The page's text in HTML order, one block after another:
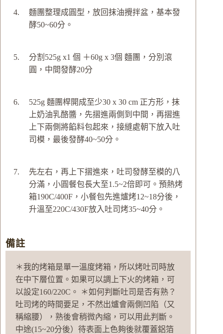
麵團整理成圓型，放回抹油攪拌盆，基本發
酵50~60分。
分割525g x1 個 ＋60g x 3個 麵團，分別滾
圓，中間發酵20分
525g 麵團桿開成至少30 x 30 cm 正方形，抹
上奶油乳酪醬，先摺進兩側到中間，再摺進
上下兩側將餡料包起來，接縫處朝下放入吐
司模，最後發酵40~50分。
先左右，再上下摺進來，吐司發酵至模的八
分滿，小圓餐包長大至1.5~2倍即可。預熱烤
箱190C/400F，小餐包先進爐烤12~18分後，
升溫至220C/430F放入吐司烤35~40分。
備註
＊我的烤箱是單一溫度烤箱，所以烤吐司時放
在中下層位置。如果可以調上下火的烤箱，可
以設定160/220C。 ＊如何判斷吐司是否有熟？
吐司烤的時間要足，不然出爐會兩側凹陷（又
稱縮腰），熟後會稍微內縮，可以用此判斷。
中途(15~20分後）待表面上色夠後就覆蓋鋁箔